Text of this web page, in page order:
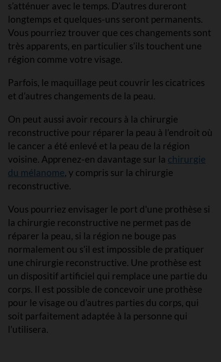
s’atténuer avec le temps. D’autres dureront
longtemps et quelques-uns seront permanents.
Vous pourriez trouver que ces changements sont
très apparents, en particulier s’ils touchent une
région comme votre visage.
Parfois, le maquillage peut couvrir les cicatrices
et d’autres changements de la peau.
On peut aussi avoir recours à la chirurgie
reconstructive pour réparer la peau à l’endroit où
le cancer a été enlevé et la peau de la région
voisine. Apprenez-en davantage sur la chirurgie
du mélanome, y compris sur la chirurgie
reconstructive.
Vous pourriez envisager le port d'une prothèse si
la chirurgie reconstructive ne permet pas de
réparer la peau, si la région ne bouge pas
normalement ou s’il est impossible de pratiquer
une chirurgie reconstructive. Une prothèse est
un dispositif artificiel qui remplace une partie du
corps. Il est possible de concevoir une prothèse
pour le visage ou d’autres parties du corps, qui
soit parfaitement adaptée à la personne qui
l’utilisera.